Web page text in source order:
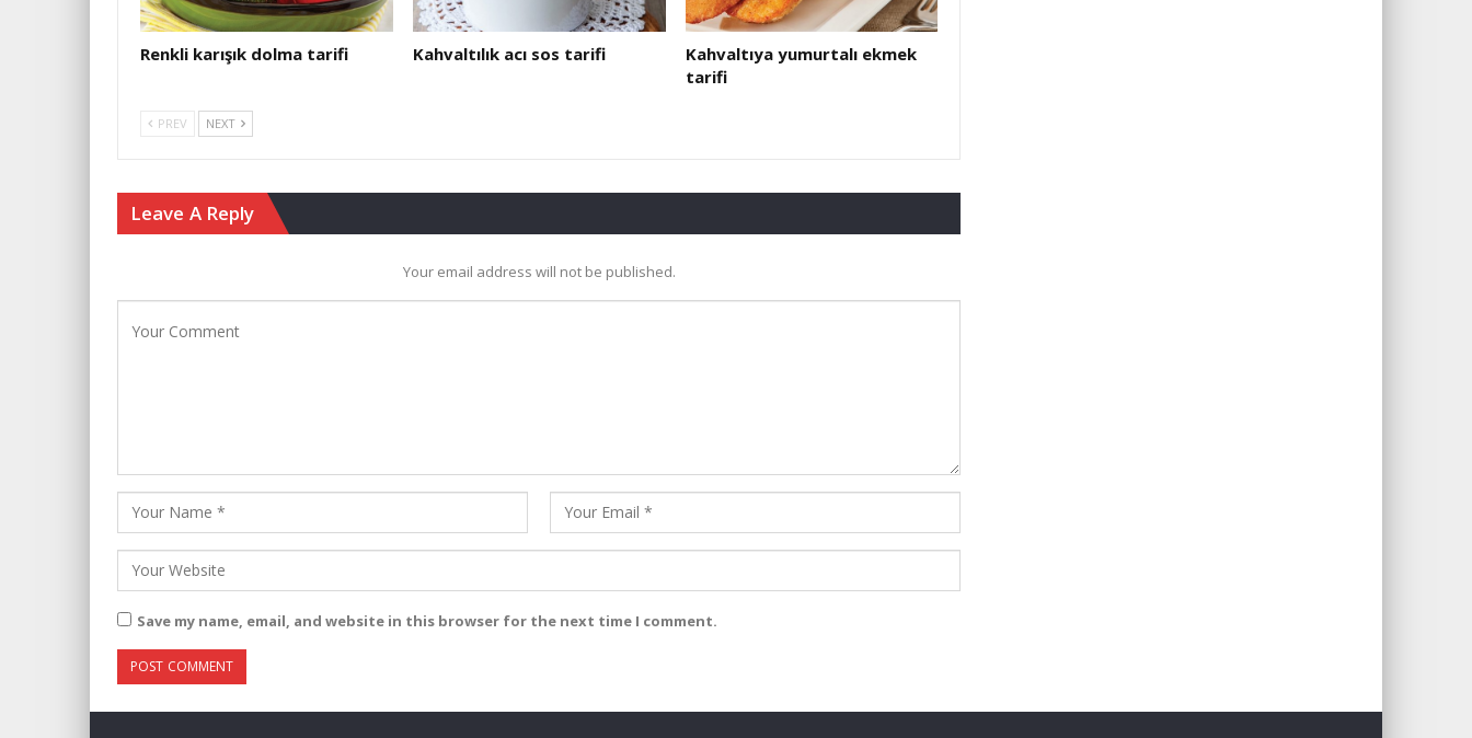
Renkli karışık dolma tarifi Kahvaltılık acı sos tarifi
Kahvaltıya yumurtalı ekmek
tarifi
PREV NEXT
Leave A Reply
Your email address will not be published.
Save my name, email, and website in this browser for the next time I comment.